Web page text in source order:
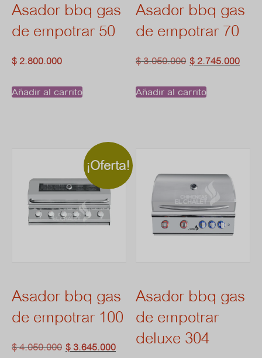
Asador bbq gas
de empotrar 50
$ 2.800.000
Añadir al carrito
Asador bbq gas
de empotrar 70
$3.050.000 El
original
$ 2.745.000El
Añadir al carrito
¡Oferta!
Asador bbq gas
de empotrar 100
$4.050.000 El
$ 3.645.000El
Asador bbq gas
de empotrar
deluxe 304